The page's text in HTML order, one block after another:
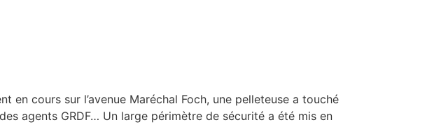
cours sur l’avenue Maréchal Foch, une pelleteuse a touché
agents GRDF… Un large périmètre de sécurité a été mis en